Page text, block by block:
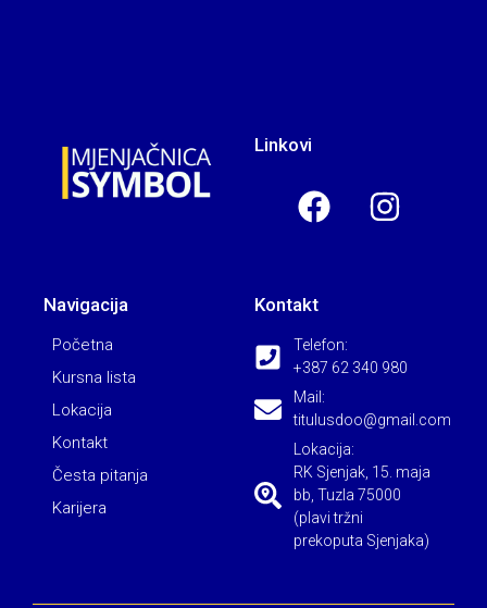
Linkovi
Navigacija
Početna
Kursna lista
Lokacija
Kontakt
Česta pitanja
Karijera
Kontakt
Telefon:
+387 62 340 980
Mail:
titulusdoo@gmail.com
Lokacija:
RK Sjenjak, 15. maja
bb, Tuzla 75000
(plavi tržni
prekoputa Sjenjaka)